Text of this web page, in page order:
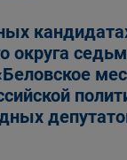
округа